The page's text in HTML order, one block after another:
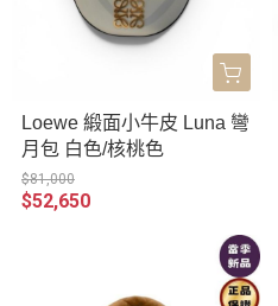
Loewe 緞面小牛皮 Luna 彎
月包 白色/核桃色
$81,000
$52,650